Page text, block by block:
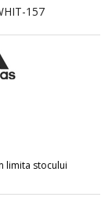
157
limita stocului